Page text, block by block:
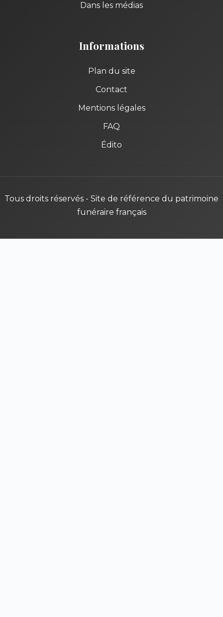
Dans les médias
Informations
Plan du site
Contact
Mentions légales
FAQ
Édito
Tous droits réservés - Site de référence du patrimoine
funéraire français